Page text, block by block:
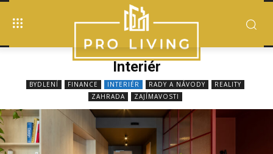
Interiér
BYDLENÍ FINANCE INTERIÉR RADY A NÁVODY
REALITY
ZAHRADA
ZAJÍMAVOSTI